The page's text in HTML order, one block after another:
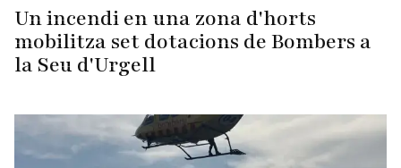
Un incendi en una zona d'horts
mobilitza set dotacions de Bombers a
la Seu d'Urgell